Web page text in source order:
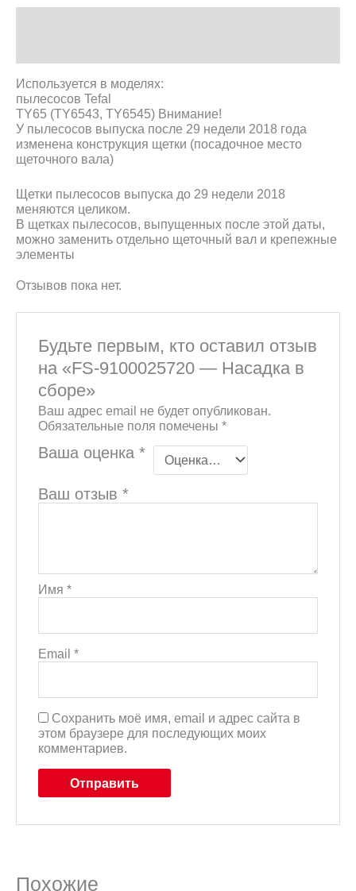
Используется в моделях:
пылесосов Tefal
TY65 (TY6543, TY6545) Внимание!
У пылесосов выпуска после 29 недели 2018 года
изменена конструкция щетки (посадочное место
щеточного вала)
Щетки пылесосов выпуска до 29 недели 2018
меняются целиком.
В щетках пылесосов, выпущенных после этой даты,
можно заменить отдельно щеточный вал и крепежные
элементы
Отзывов пока нет.
Будьте первым, кто оставил отзыв
на «FS-9100025720 — Насадка в
сборе»
Ваш адрес email не будет опубликован.
Обязательные поля помечены*
Ваша оценка*
Ваш отзыв*
Имя*
Email*
Сохранить моё имя, email и адрес сайта в
этом браузере для последующих моих
комментариев.
Похожие